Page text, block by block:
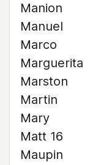
Manion
Manuel
Marco
Marguerita
Marston
Martin
Mary
Matt 16
Maupin